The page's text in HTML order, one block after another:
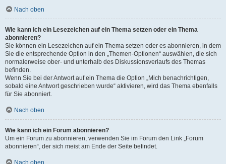
Nach oben
Wie kann ich ein Lesezeichen auf ein Thema setzen oder ein Thema
abonnieren?
Sie können ein Lesezeichen auf ein Thema setzen oder es abonnieren, in dem
Sie die entsprechende Option in den „Themen-Optionen“ auswählen, die sich
normalerweise ober- und unterhalb des Diskussionsverlaufs des Themas
befinden.
Wenn Sie bei der Antwort auf ein Thema die Option „Mich benachrichtigen,
sobald eine Antwort geschrieben wurde“ aktivieren, wird das Thema ebenfalls
für Sie abonniert.
Nach oben
Wie kann ich ein Forum abonnieren?
Um ein Forum zu abonnieren, verwenden Sie im Forum den Link „Forum
abonnieren“, der sich meist am Ende der Seite befindet.
Nach oben